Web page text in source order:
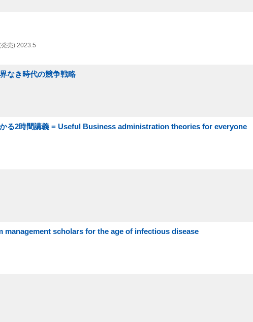
売) 2023.5
なき時代の競争戦略
る2時間講義 = Useful Business administration theories for everyone
management scholars for the age of infectious disease